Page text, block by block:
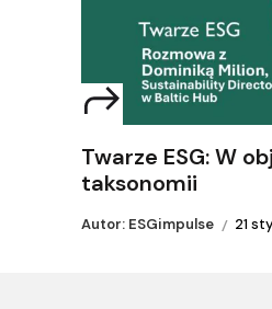
Twarze ESG: W
taksonomii
Autor: ESGimpulse 21